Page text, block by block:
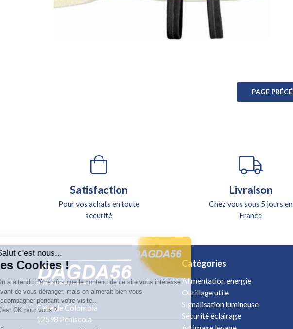
Satisfaction
Pour vos achats en toute
sécurité
Livraison
Chez vous sous 5 jours en
France
Calle de Colombia
12598 Peniscola
Catégories
Alimentation energie
Outillage utile
Signalisation lumineuse
Sécurité éclairage
Salut c'est nous...
les Cookies !
On a attendu d'être sûrs que le contenu de ce site vous intéresse
avant de vous déranger, mais on aimerait bien vous
accompagner pendant votre visite...
C'est OK pour vous ?